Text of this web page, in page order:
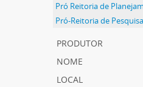
produtor
nome
local